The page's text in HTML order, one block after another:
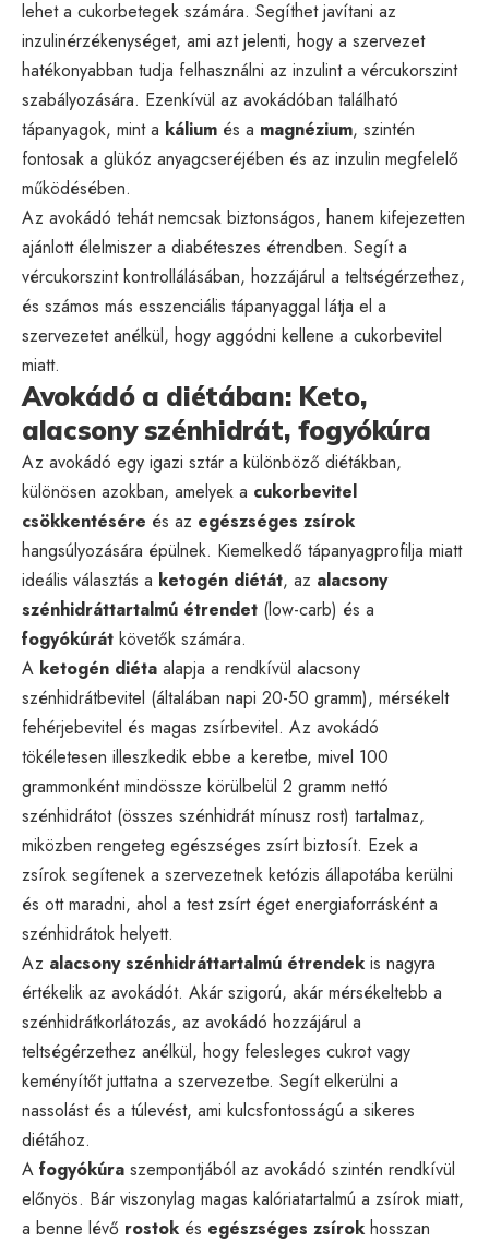
lehet a cukorbetegek számára. Segíthet javítani az
inzulinérzékenységet, ami azt jelenti, hogy a szervezet
hatékonyabban tudja felhasználni az inzulint a vércukorszint
szabályozására. Ezenkívül az avokádóban található
tápanyagok, mint a kálium és a magnézium, szintén
fontosak a glükóz anyagcseréjében és az inzulin megfelelő
működésében.
Az avokádó tehát nemcsak biztonságos, hanem kifejezetten
ajánlott élelmiszer a diabéteszes étrendben. Segít a
vércukorszint kontrollálásában, hozzájárul a teltségérzethez,
és számos más esszenciális tápanyaggal látja el a
szervezetet anélkül, hogy aggódni kellene a cukorbevitel
miatt.
Avokádó a diétában: Keto,
alacsony szénhidrát, fogyókúra
Az avokádó egy igazi sztár a különböző diétákban,
különösen azokban, amelyek a cukorbevitel
csökkentésére és az egészséges zsírok
hangsúlyozására épülnek. Kiemelkedő tápanyagprofilja miatt
ideális választás a ketogén diétát, az alacsony
szénhidráttartalmú étrendet (low-carb) és a
fogyókúrát követők számára.
A ketogén diéta alapja a rendkívül alacsony
szénhidrátbevitel (általában napi 20-50 gramm), mérsékelt
fehérjebevitel és magas zsírbevitel. Az avokádó
tökéletesen illeszkedik ebbe a keretbe, mivel 100
grammonként mindössze körülbelül 2 gramm nettó
szénhidrátot (összes szénhidrát mínusz rost) tartalmaz,
miközben rengeteg egészséges zsírt biztosít. Ezek a
zsírok segítenek a szervezetnek ketózis állapotába kerülni
és ott maradni, ahol a test zsírt éget energiaforrásként a
szénhidrátok helyett.
Az alacsony szénhidráttartalmú étrendek is nagyra
értékelik az avokádót. Akár szigorú, akár mérsékeltebb a
szénhidrátkorlátozás, az avokádó hozzájárul a
teltségérzethez anélkül, hogy felesleges cukrot vagy
keményítőt juttatna a szervezetbe. Segít elkerülni a
nassolást és a túlevést, ami kulcsfontosságú a sikeres
diétához.
A fogyókúra szempontjából az avokádó szintén rendkívül
előnyös. Bár viszonylag magas kalóriatartalmú a zsírok miatt,
a benne lévő rostok és egészséges zsírok hosszan